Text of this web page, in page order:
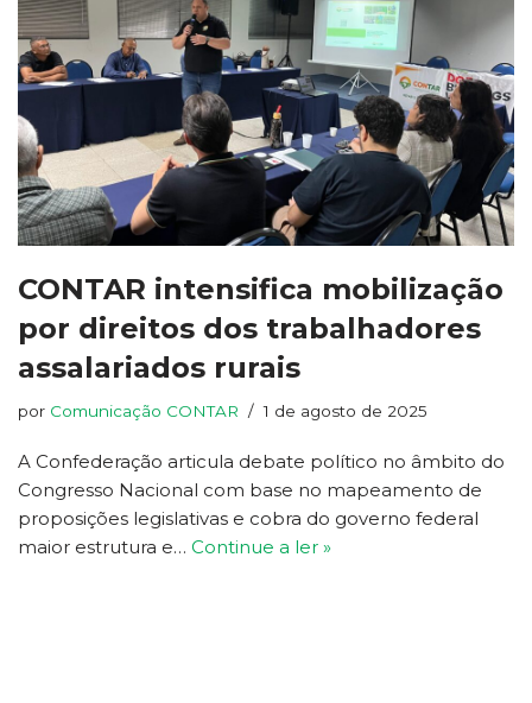
CONTAR intensifica mobilização
por direitos dos trabalhadores
assalariados rurais
por Comunicação CONTAR 1 de agosto de 2025
A Confederação articula debate político no âmbito do
Congresso Nacional com base no mapeamento de
proposições legislativas e cobra do governo federal
maior estrutura e… Continue a ler »